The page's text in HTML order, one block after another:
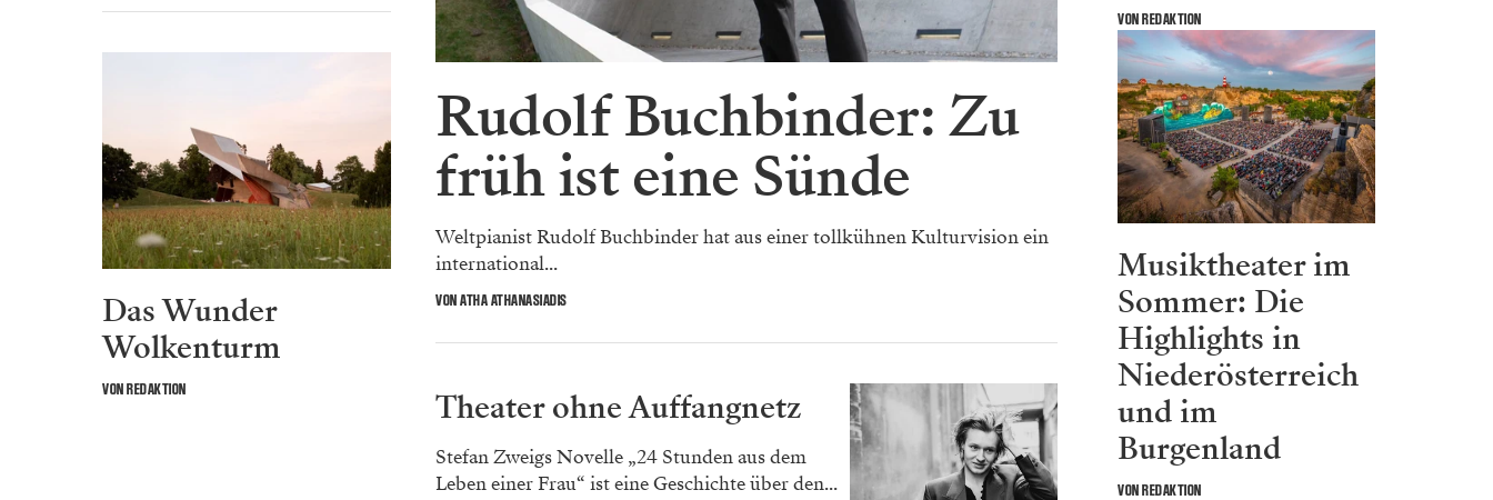
Das Wunder
Wolkenturm
VON REDAKTION
Rudolf Buchbinder: Zu
früh ist eine Sünde
Weltpianist Rudolf Buchbinder hat aus einer tollkühnen Kulturvision ein
international...
VON ATHA ATHANASIADIS
Theater ohne Auffangnetz
Stefan Zweigs Novelle „24 Stunden aus dem
Leben einer Frau“ ist eine Geschichte über den...
VON REDAKTION
Musiktheater im
Sommer: Die
Highlights in
Niederösterreich
und im
Burgenland
VON REDAKTION